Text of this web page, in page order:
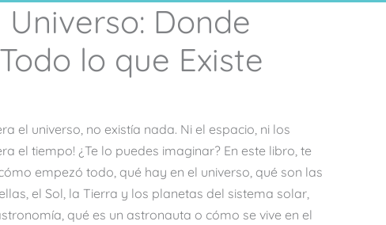
Donde
lo que Existe
el universo, no existía nada. Ni el espacio, ni los
el tiempo! ¿Te lo puedes imaginar? En este libro, te
empezó todo, qué hay en el universo, qué son las
el Sol, la Tierra y los planetas del sistema solar,
qué es un astronauta o cómo se vive en el